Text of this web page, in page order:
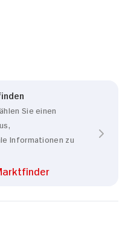
Sie einen
Informationen zu